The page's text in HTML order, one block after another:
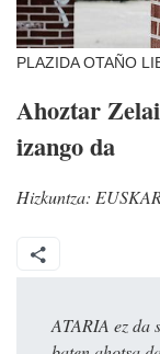
PLAZIDA OTAÑO
Ahoztar
izango da
Hizkuntza:
ATARIA ez da